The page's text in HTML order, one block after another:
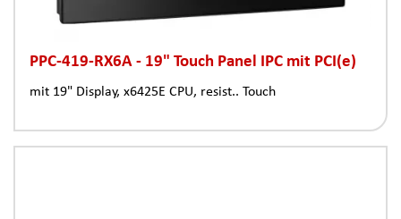
PPC-419-RX6A - 19" Touch Panel IPC mit PCI(e)
mit 19" Display, x6425E CPU, resist.. Touch